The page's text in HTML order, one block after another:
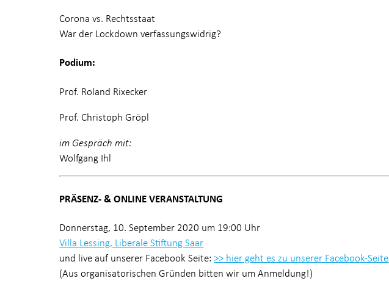
Corona vs. Rechtsstaat
War der Lockdown verfassungswidrig?
Podium:
Prof. Roland Rixecker
Prof. Christoph Gröpl
im Gespräch mit:
Wolfgang Ihl
PRÄSENZ- & ONLINE VERANSTALTUNG
Donnerstag, 10. September 2020 um 19:00 Uhr
Villa Lessing, Liberale Stiftung Saar
und live auf unserer Facebook Seite:>> hier geht es zu unserer Facebook-Seite
(Aus organisatorischen Gründen bitten wir um Anmeldung!)